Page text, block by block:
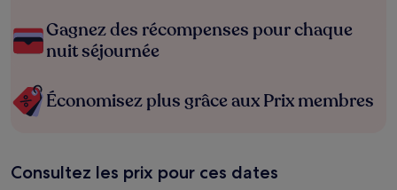
Gagnez des récompenses pour chaque
nuit séjournée
Économisez plus grâce aux Prix membres
Consultez les prix pour ces dates